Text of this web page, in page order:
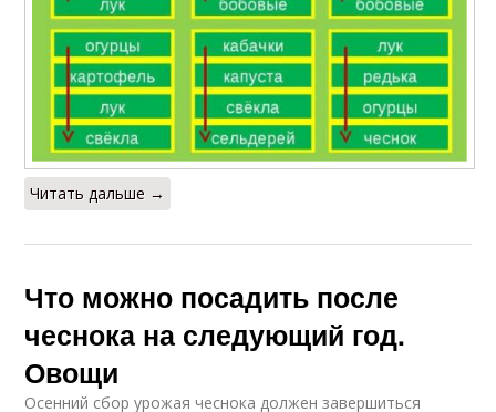
Читать дальше →
Что можно посадить после
чеснока на следующий год.
Овощи
Осенний сбор урожая чеснока должен завершиться